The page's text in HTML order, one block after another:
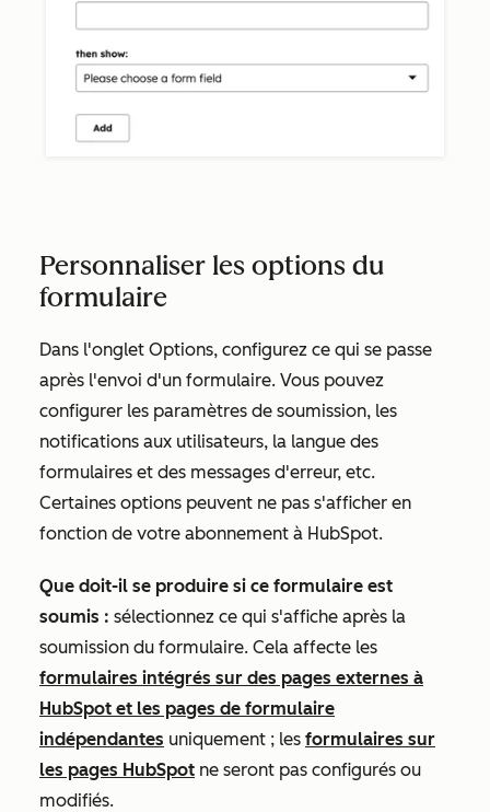
Personnaliser les options du
formulaire
Dans l'onglet Options, configurez ce qui se passe
après l'envoi d'un formulaire. Vous pouvez
configurer les paramètres de soumission, les
notifications aux utilisateurs, la langue des
formulaires et des messages d'erreur, etc.
Certaines options peuvent ne pas s'afficher en
fonction de votre abonnement à HubSpot.
Que doit-il se produire si ce formulaire est
soumis : sélectionnez ce qui s'affiche après la
soumission du formulaire. Cela affecte les
formulaires intégrés sur des pages externes à
HubSpot et les pages de formulaire
indépendantes uniquement ; les formulaires sur
les pages HubSpot ne seront pas configurés ou
modifiés.